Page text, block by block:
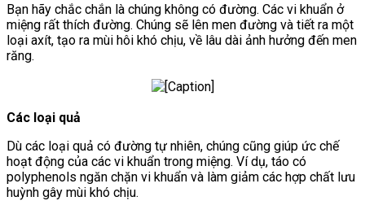
Bạn hãy chắc chắn là chúng không có đường. Các vi khuẩn ở
miệng rất thích đường. Chúng sẽ lên men đường và tiết ra một
loại axít, tạo ra mùi hôi khó chịu, về lâu dài ảnh hưởng đến men
răng.
Các loại quả
Dù các loại quả có đường tự nhiên, chúng cũng giúp ức chế
hoạt động của các vi khuẩn trong miệng. Ví dụ, táo có
polyphenols ngăn chặn vi khuẩn và làm giảm các hợp chất lưu
huỳnh gây mùi khó chịu.